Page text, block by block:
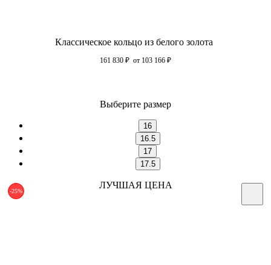
Классическое кольцо из белого золота
161 830 ₽ от 103 166 ₽
Выберите размер
16
16.5
17
17.5
-25%
ЛУЧШАЯ ЦЕНА